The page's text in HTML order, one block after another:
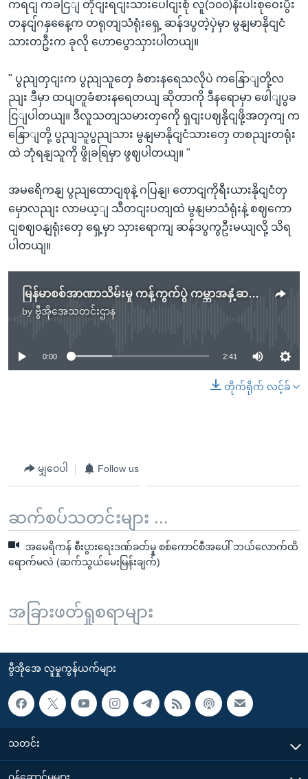
ကရငျ ကခငြျ တိုငျးရငျးသားပေါငျးစုံ လူ(၁၀၀)နီးပါးစုဝေးပွီး
တနငျ်ဂနှနေေ့က တရုတျသံရုံးရှေ့ ဆန်ဒပွတဲ့ပှဲမှာ မွနျမာနိုငျငံ
သားတဦးက ခုလို ဟောပွောသှားပါတယျ။
" ပွညျတှငျးက ပွညျသူတှေ ခံစားနရေသလိုပဲ ကနြောျတို့လ
ညျး ဒီမှာ ထပျတူခံစားနရေတယျ ဆိုတာကို ဒီနရောမှာ ဖေါျပွခ
ငြျပါတယျ။ ဒီလူသတျသမားတှကေို ရှငျးပဈနိုငျဖို့အတှကျ က
နြောျတို့ ပွညျသူပွညျသား မွနျမာနိုငျငံသားတှေ တစညျးတရုံး
ထဲ ဘုံရနျသူကို ဖွိုခရြမှာ ဖွဈပါတယျ။ "
အမရေိကနျ ပွညျထောငျစုနဲ့ ဂပြနျ၊ တောငျကိုရီးယားနိုငျငံတှ
မှောလညျး လာမယ့ျ သီတငျးပတျထဲ မွနျမာသံရုံးနဲ့ စဈကော
ငျစဈဝနျရုံးတှေ ရှေ့မှာ သှားရောကျ ဆန်ဒပွကွဦးမယျလို့ သိရ
ပါတယျ။
မြန်မာစစ်အာဏာသိမ်းမှု ကန့်ကွက်ပွဲ ကမ္ဘာအနှံ့ဆက်လက်ဖြစ်ပွား
by ဗွီအိုအေသတင်းဌာန
No media source currently available
0:00 2:41
တိုက်ရိုက် လင့်ခ်
မျှဝေပါ Follow us
ဆက်စပ်သတင်းများ ...
အမေရိကန် စီးပွားရေးဒဏ်ခတ်မှု စစ်ကောင်စီအပေါ် ဘယ်လောက်ထိ
ရောက်မလဲ (ဆက်သွယ်မေးမြန်းချက်)
အခြားဖတ်ရှုစရာများ
ဗွီအိုအေ လူမှုကွန်ယက်များ
သတင်း